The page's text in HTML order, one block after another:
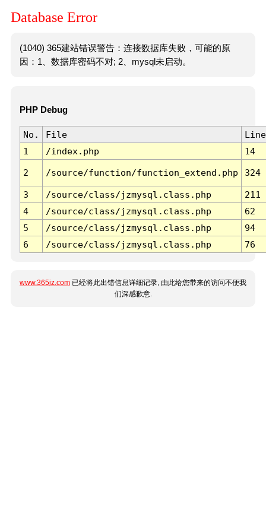
Database Error
(1040) 365建站错误警告：连接数据库失败，可能的原
因：1、数据库密码不对; 2、mysql未启动。
PHP Debug
No. File
Line
1
/index.php 14
2 /source/function/function_extend.php 324
3 /source/class/jzmysql.class.php
211
4
/source/class/jzmysql.class.php
62
5
/source/class/jzmysql.class.php
94
6
/source/class/jzmysql.class.php 76
www.365jz.com 已经将此出错信息详细记录, 由此给您带来的访问不便我
们深感歉意.